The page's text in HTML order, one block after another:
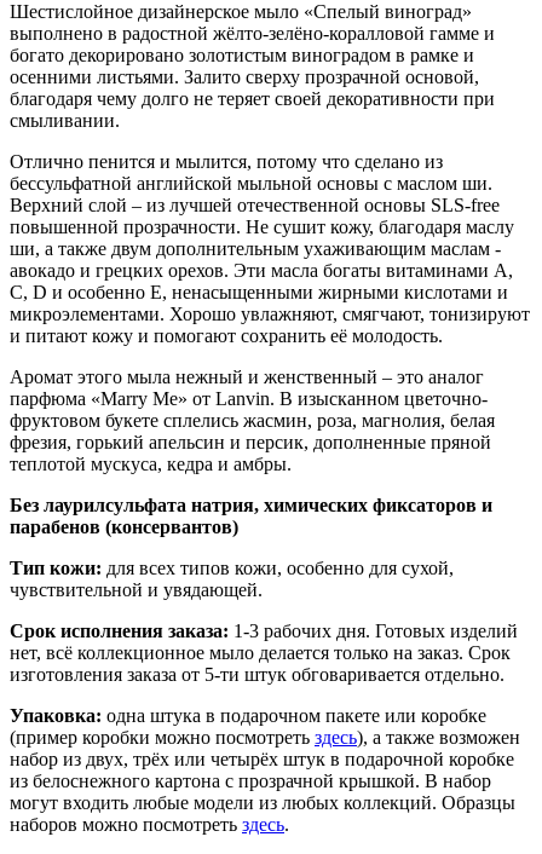
Шестислойное дизайнерское мыло «Спелый виноград»
выполнено в радостной жёлто-зелёно-коралловой гамме и
богато декорировано золотистым виноградом в рамке и
осенними листьями. Залито сверху прозрачной основой,
благодаря чему долго не теряет своей декоративности при
смыливании.
Отлично пенится и мылится, потому что сделано из
бессульфатной английской мыльной основы с маслом ши.
Верхний слой – из лучшей отечественной основы SLS-free
повышенной прозрачности. Не сушит кожу, благодаря маслу
ши, а также двум дополнительным ухаживающим маслам -
авокадо и грецких орехов. Эти масла богаты витаминами А,
С, D и особенно E, ненасыщенными жирными кислотами и
микроэлементами. Хорошо увлажняют, смягчают, тонизируют
и питают кожу и помогают сохранить её молодость.
Аромат этого мыла нежный и женственный – это аналог
парфюма «Marry Me» от Lanvin. В изысканном цветочно-
фруктовом букете сплелись жасмин, роза, магнолия, белая
фрезия, горький апельсин и персик, дополненные пряной
теплотой мускуса, кедра и амбры.
Без лаурилсульфата натрия, химических фиксаторов и
парабенов (консервантов)
Тип кожи: для всех типов кожи, особенно для сухой,
чувствительной и увядающей.
Срок исполнения заказа: 1-3 рабочих дня. Готовых изделий
нет, всё коллекционное мыло делается только на заказ. Срок
изготовления заказа от 5-ти штук обговаривается отдельно.
Упаковка: одна штука в подарочном пакете или коробке
(пример коробки можно посмотреть здесь), а также возможен
набор из двух, трёх или четырёх штук в подарочной коробке
из белоснежного картона с прозрачной крышкой. В набор
могут входить любые модели из любых коллекций. Образцы
наборов можно посмотреть здесь.